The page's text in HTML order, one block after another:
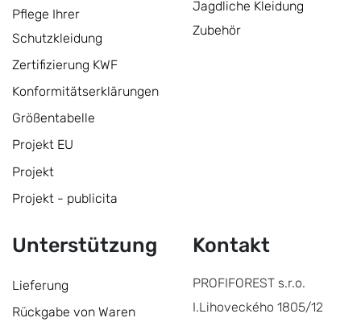
Pflege Ihrer
Schutzkleidung
Zertifizierung KWF
Konformitätserklärungen
Größentabelle
Projekt EU
Projekt
Projekt - publicita
Jagdliche Kleidung
Zubehör
Unterstützung
Lieferung
Rückgabe von Waren
Kontakt
PROFIFOREST s.r.o.
I.Lihoveckého 1805/12